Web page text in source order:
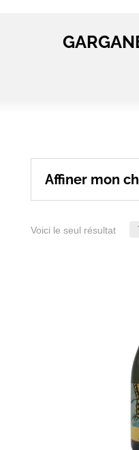
Affiner mon
Voici le seul résultat